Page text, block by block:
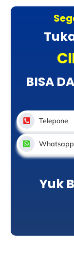
BISA
Telepone
Whatsapp
Yuk